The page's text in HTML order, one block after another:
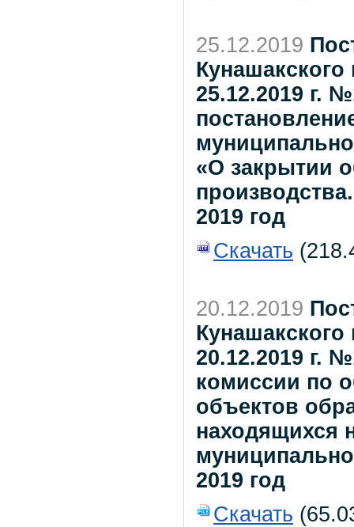
25.12.2019
25.12.2019 г.
«О закрытии
2019 год
Скачать
20.12.2019
20.12.2019 г.
комиссии по
объектов
находящихся
2019 год
Скачать